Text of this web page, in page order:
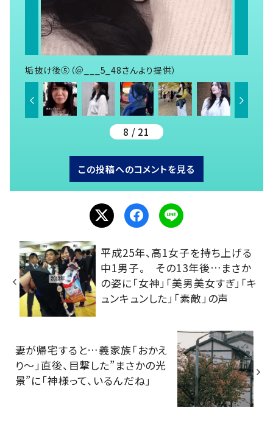
垢抜け後⑤（＠___5_48さんより提供）
8 / 21
この投稿へのコメントを見る
平成25年、高1女子を持ち上げる
中1男子。 その13年後…まさか
の姿に「女神」「美男美女すぎ」「キ
ュンキュンした」「素敵」の声
妻が帰宅すると…義家族「おかえ
り～」直後、目撃した”まさかの光
景”に「神様って、いるんだね」